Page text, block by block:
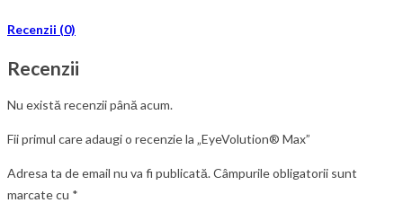
Recenzii (0)
Recenzii
Nu există recenzii până acum.
Fii primul care adaugi o recenzie la „EyeVolution® Max”
Adresa ta de email nu va fi publicată.Câmpurile obligatorii sunt
marcate cu *